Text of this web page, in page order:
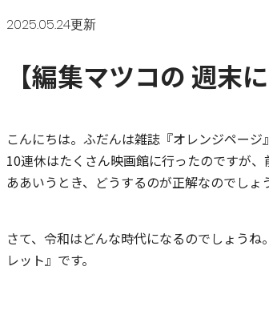
2025.05.24更新
【編集マツコの 週末
こんにちは。ふだんは雑誌『オレンジページ
10連休はたくさん映画館に行ったのですが
ああいうとき、どうするのが正解なのでし
さて、令和はどんな時代になるのでしょう
レット』です。